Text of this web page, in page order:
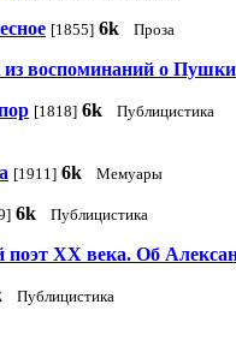
[1855] 6k Проза
воспоминаний о
[1818] 6k Публицистика
[1911] 6k Мемуары
6k Публицистика
XX века. Об
Публицистика